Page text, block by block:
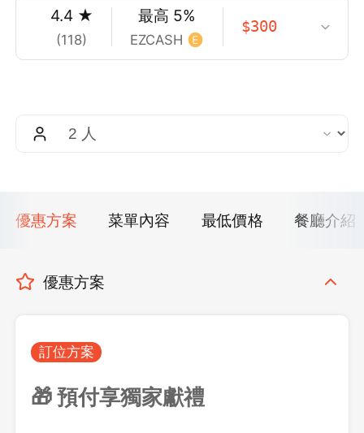
4.4★
(118)
最高 5%
EZCASH
$300
優惠方案 菜單內容 最低價格 餐廳介紹
優惠方案
訂位方案
🎁 預付享獨家獻禮